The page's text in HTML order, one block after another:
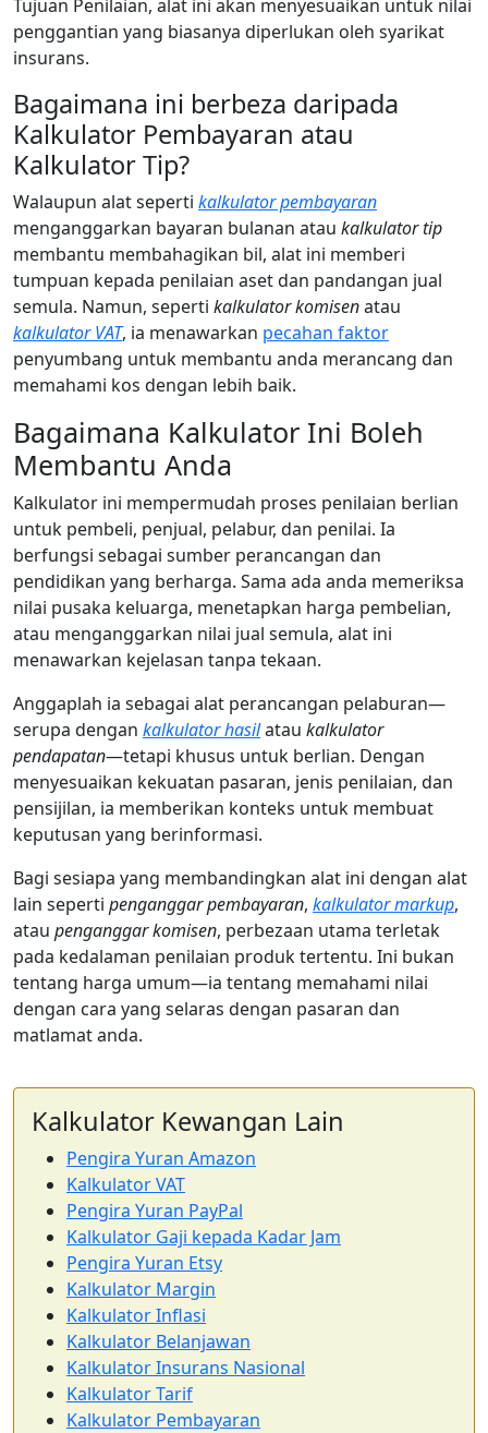
Tujuan Penilaian, alat ini akan menyesuaikan untuk nilai
penggantian yang biasanya diperlukan oleh syarikat
insurans.
Bagaimana ini berbeza daripada
Kalkulator Pembayaran atau
Kalkulator Tip?
Walaupun alat seperti kalkulator pembayaran
menganggarkan bayaran bulanan atau kalkulator tip
membantu membahagikan bil, alat ini memberi
tumpuan kepada penilaian aset dan pandangan jual
semula. Namun, seperti kalkulator komisenatau
kalkulator VAT, ia menawarkan pecahan faktor
penyumbang untuk membantu anda merancang dan
memahami kos dengan lebih baik.
Bagaimana Kalkulator Ini Boleh
Membantu Anda
Kalkulator ini mempermudah proses penilaian berlian
untuk pembeli, penjual, pelabur, dan penilai. Ia
berfungsi sebagai sumber perancangan dan
pendidikan yang berharga. Sama ada anda memeriksa
nilai pusaka keluarga, menetapkan harga pembelian,
atau menganggarkan nilai jual semula, alat ini
menawarkan kejelasan tanpa tekaan.
Anggaplah ia sebagai alat perancangan pelaburan—
serupa dengan kalkulator hasilatau kalkulator
pendapatan—tetapi khusus untuk berlian. Dengan
menyesuaikan kekuatan pasaran, jenis penilaian, dan
pensijilan, ia memberikan konteks untuk membuat
keputusan yang berinformasi.
Bagi sesiapa yang membandingkan alat ini dengan alat
lain seperti penganggar pembayaran, kalkulator markup,
atau penganggar komisen, perbezaan utama terletak
pada kedalaman penilaian produk tertentu. Ini bukan
tentang harga umum—ia tentang memahami nilai
dengan cara yang selaras dengan pasaran dan
matlamat anda.
Kalkulator Kewangan Lain
Pengira Yuran Amazon
Kalkulator VAT
Pengira Yuran PayPal
Kalkulator Gaji kepada Kadar Jam
Pengira Yuran Etsy
Kalkulator Margin
Kalkulator Inflasi
Kalkulator Belanjawan
Kalkulator Insurans Nasional
Kalkulator Tarif
Kalkulator Pembayaran